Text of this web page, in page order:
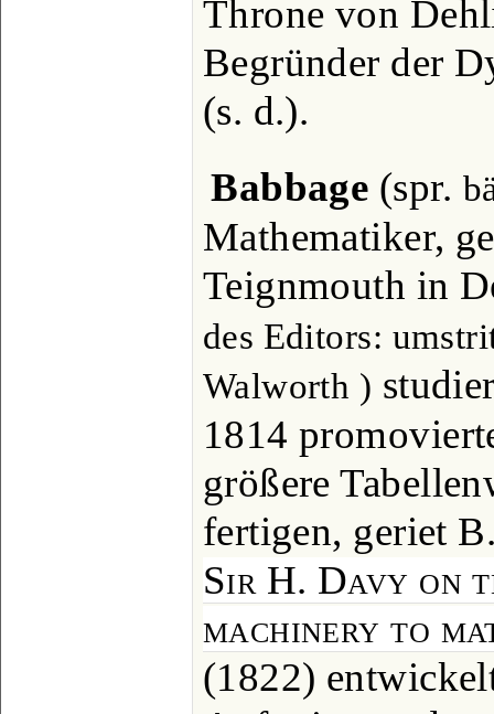
Throne von
Begründer der
(s. d.).
Babbage (spr.
Mathematiker,
Teignmouth in
des Editors:
Walworth )
1814
größere
fertigen, geriet
Sir H. Davy on
machinery to
(1822)